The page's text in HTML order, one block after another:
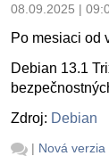
08.09.2025 |
Po mesiaci od
Debian 13.1
Zdroj: Debian
| Nová verzia